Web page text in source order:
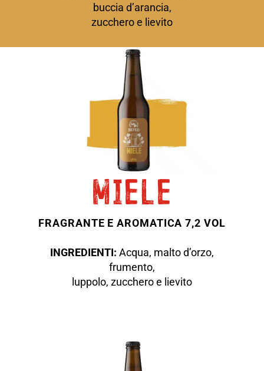
buccia d’arancia,
zucchero e lievito
miele
FRAGRANTE E AROMATICA 7,2 VOL
INGREDIENTI: Acqua, malto d’orzo,
frumento,
luppolo, zucchero e lievito